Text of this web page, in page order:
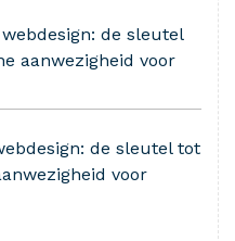
de sleutel
aanwezigheid voor
de sleutel tot
voor